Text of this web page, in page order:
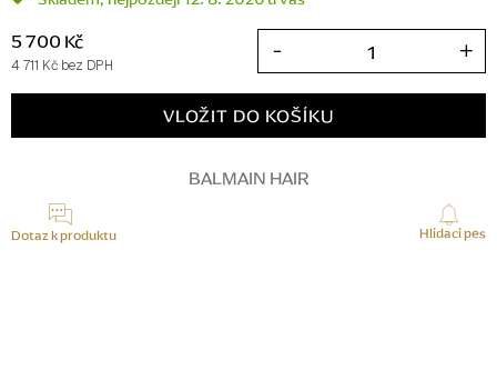
5 700 Kč
4 711 Kč bez DPH
VLOŽIT DO KOŠÍKU
BALMAIN HAIR
Dotaz k produktu Hlídací pes